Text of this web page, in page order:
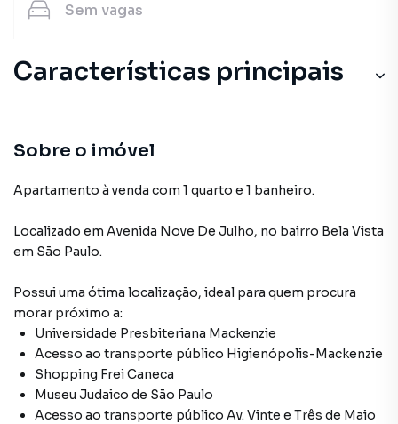
Sem vagas
Características principais
Sobre o imóvel
Apartamento à venda com 1 quarto e 1 banheiro.
Localizado em Avenida Nove De Julho, no bairro Bela Vista
em São Paulo.
Possui uma ótima localização, ideal para quem procura
morar próximo a:
Universidade Presbiteriana Mackenzie
Acesso ao transporte público Higienópolis-Mackenzie
Shopping Frei Caneca
Museu Judaico de São Paulo
Acesso ao transporte público Av. Vinte e Três de Maio